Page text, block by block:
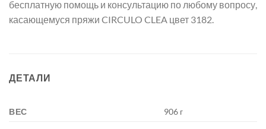
бесплатную помощь и консультацию по любому вопросу,
касающемуся пряжи CIRCULO CLEA цвет 3182.
ДЕТАЛИ
ВЕС 906 г